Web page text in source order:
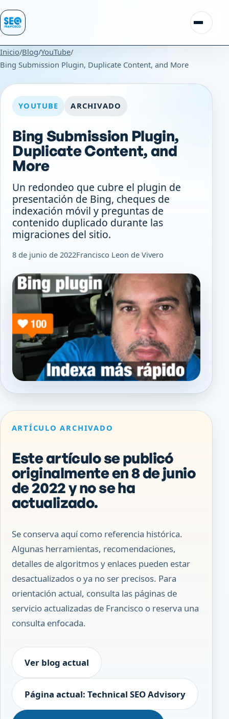
Saltar al contenido
Alternar
Inicio/Blog/YouTube/
Bing Submission Plugin, Duplicate Content, and More
YOUTUBE ARCHIVADO
Bing Submission Plugin,
Duplicate Content, and
More
Un redondeo que cubre el plugin de
presentación de Bing, cheques de
indexación móvil y preguntas de
contenido duplicado durante las
migraciones del sitio.
8 de junio de 2022Francisco Leon de Vivero
ARTÍCULO ARCHIVADO
Este artículo se publicó
originalmente en 8 de junio
de 2022 y no se ha
actualizado.
Se conserva aquí como referencia histórica.
Algunas herramientas, recomendaciones,
detalles de algoritmos y enlaces pueden estar
desactualizados o ya no ser precisos. Para
orientación actual, consulta las páginas de
servicio actualizadas de Francisco o reserva una
consulta enfocada.
Ver blog actual
Página actual: Technical SEO Advisory